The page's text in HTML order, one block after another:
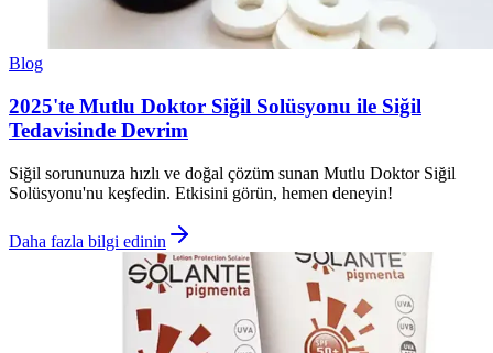
Blog
2025'te Mutlu Doktor Siğil Solüsyonu ile Siğil
Tedavisinde Devrim
Siğil sorununuza hızlı ve doğal çözüm sunan Mutlu Doktor Siğil
Solüsyonu'nu keşfedin. Etkisini görün, hemen deneyin!
Daha fazla bilgi edinin